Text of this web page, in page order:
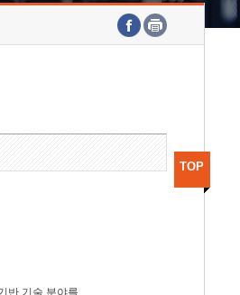
반 기술 분야를
TOP